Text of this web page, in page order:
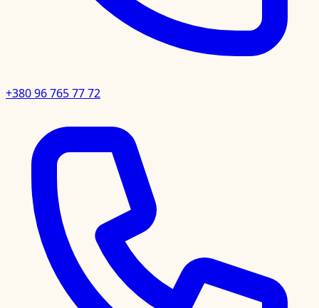
+380 96 765 77 72